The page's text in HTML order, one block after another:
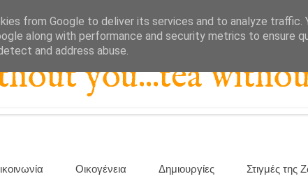
you...tea
Οικογένεια Δημιουργίες Στιγμές της
from Google to deliver its services and to analyze traffic.
along with performance and security metrics to ensure
and address abuse.